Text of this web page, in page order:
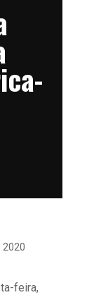
2020
feira,